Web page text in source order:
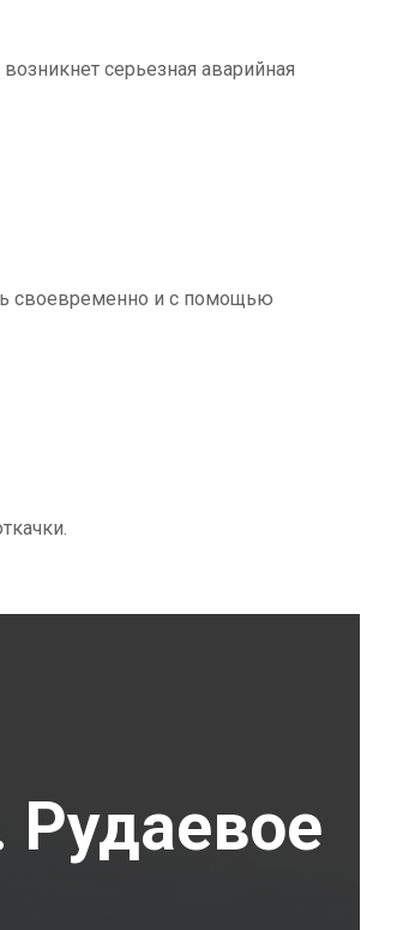
серьезная аварийная
своевременно и с помощью
Рудаевое